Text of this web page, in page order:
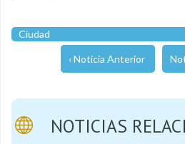
Ciudad
‹ Noticia Anterior
NOTICIAS